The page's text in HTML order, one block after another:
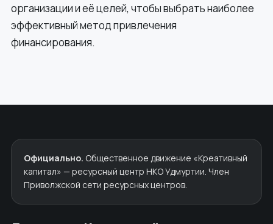
организации и её целей, чтобы выбрать наиболее
эффективный метод привлечения
финансирования.
Официально. Общественное движение «Креативный
капитал» — ресурсный центр НКО Удмуртии. Член
Приволжской сети ресурсных центров.